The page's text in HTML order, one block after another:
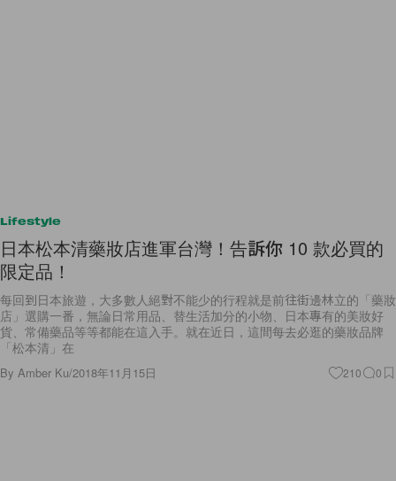
Lifestyle
日本松本清藥妝店進軍台灣！告訴你 10 款必買的
限定品！
每回到日本旅遊，大多數人絕對不能少的行程就是前往街邊林立的「藥妝
店」選購一番，無論日常用品、替生活加分的小物、日本專有的美妝好
貨、常備藥品等等都能在這入手。就在近日，這間每去必逛的藥妝品牌
「松本清」在
By Amber Ku/2018年11月15日 210 0